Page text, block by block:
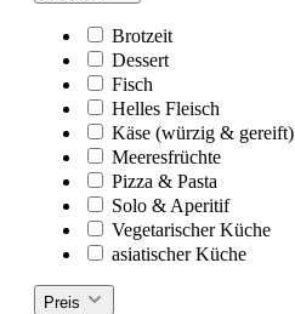
Brotzeit
Dessert
Fisch
Helles Fleisch
Käse (würzig & gereift)
Meeresfrüchte
Pizza & Pasta
Solo & Aperitif
Vegetarischer Küche
asiatischer Küche
Preis